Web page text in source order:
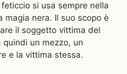
si usa sempre nella
magia nera. Il suo scopo è
il soggetto vittima del
quindi un mezzo, un
e la vittima stessa.